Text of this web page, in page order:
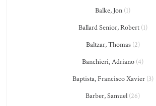
Balke, Jon (1)
Ballard Senior, Robert(1)
Baltzar, Thomas(2)
Banchieri, Adriano (4)
Baptista, Francisco Xavier(3)
Barber, Samuel (26)